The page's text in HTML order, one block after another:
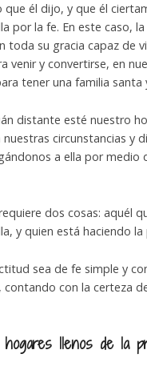
que él dijo, y que él
por la fe. En este caso,
toda su gracia capaz de
venir y convertirse, en
tener una familia santa
distante esté nuestro
circunstancias y
a ella por medio
dos cosas: aquél
y quien está haciendo
sea de fe simple y
con la certeza
llenos de la